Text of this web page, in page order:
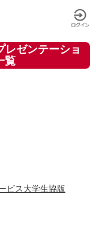
レゼンテーショ
覧
ビス大学生協版